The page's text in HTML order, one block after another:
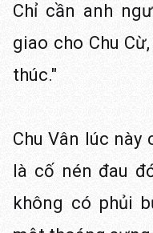
Chỉ cần anh
giao cho Chu
thúc."
Chu Vân lúc này
là cố nén đau
không có phủi